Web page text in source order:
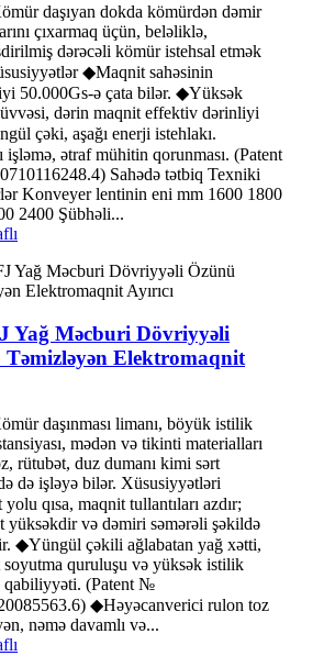
daşıyan dokda kömürdən dəmir
çıxarmaq üçün, beləliklə,
dərəcəli kömür istehsal etmək
◆Maqnit sahəsinin
50.000Gs-ə çata bilər. ◆Yüksək
dərin maqnit effektiv dərinliyi
çəki, aşağı enerji istehlakı.
işləmə, ətraf mühitin qorunması. (Patent
Sahədə tətbiq Texniki
Konveyer lentinin eni mm 1600 1800
2400 Şübhəli...
Yağ Məcburi Dövriyyəli
Təmizləyən Elektromaqnit
daşınması limanı, böyük istilik
mədən və tikinti materialları
rütubət, duz dumanı kimi sərt
də işləyə bilər. Xüsusiyyətləri
qısa, maqnit tullantıları azdır;
yüksəkdir və dəmiri səmərəli şəkildə
◆Yüngül çəkili ağlabatan yağ xətti,
quruluşu və yüksək istilik
qabiliyyəti. (Patent №
◆Həyəcanverici rulon toz
nəmə davamlı və...